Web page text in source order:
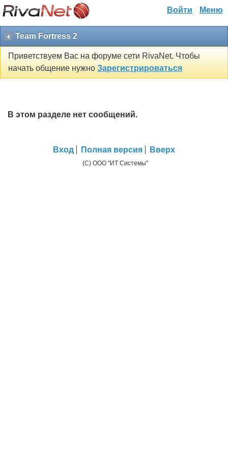
Войти Меню
Team Fortress 2
Приветствуем Вас на форуме сети RivaNet. Чтобы
начать общение нужно Зарегистрироваться
В этом разделе нет сообщений.
Вход Полная версия Вверх
(C) ООО "ИТ Системы"